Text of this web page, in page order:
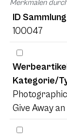
Merkmalen
ID
100047
Kategorie/
Give Away